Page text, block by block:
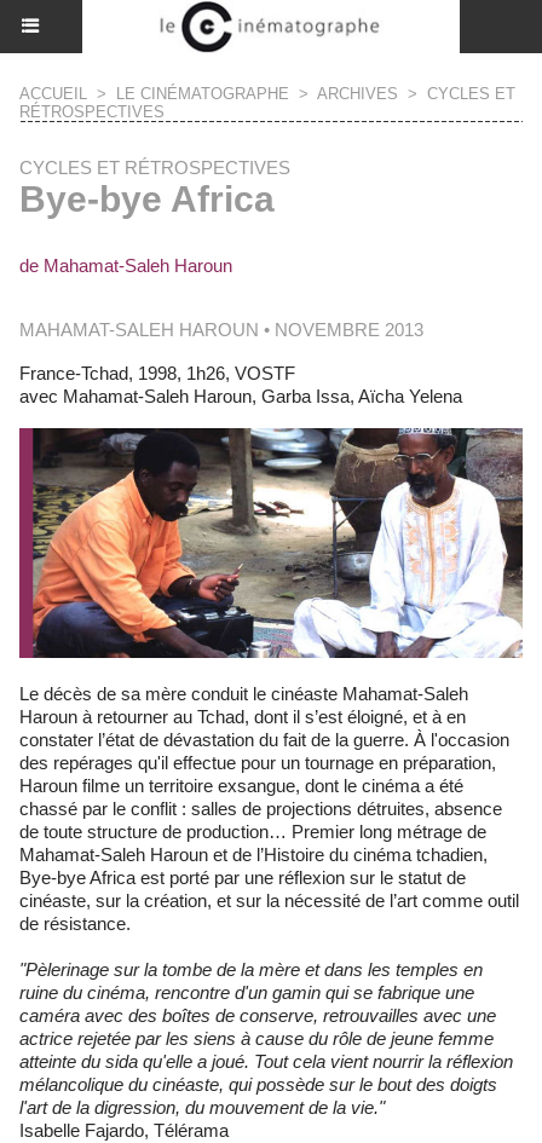
ACCUEIL > LE CINÉMATOGRAPHE > ARCHIVES > CYCLES ET
RÉTROSPECTIVES
CYCLES ET RÉTROSPECTIVES
Bye-bye Africa
de Mahamat-Saleh Haroun
MAHAMAT-SALEH HAROUN • NOVEMBRE 2013
France-Tchad, 1998, 1h26, VOSTF
avec Mahamat-Saleh Haroun, Garba Issa, Aïcha Yelena
Le décès de sa mère conduit le cinéaste Mahamat-Saleh
Haroun à retourner au Tchad, dont il s’est éloigné, et à en
constater l’état de dévastation du fait de la guerre. À l'occasion
des repérages qu'il effectue pour un tournage en préparation,
Haroun filme un territoire exsangue, dont le cinéma a été
chassé par le conflit : salles de projections détruites, absence
de toute structure de production… Premier long métrage de
Mahamat-Saleh Haroun et de l’Histoire du cinéma tchadien,
Bye-bye Africa est porté par une réflexion sur le statut de
cinéaste, sur la création, et sur la nécessité de l’art comme outil
de résistance.
"Pèlerinage sur la tombe de la mère et dans les temples en
ruine du cinéma, rencontre d'un gamin qui se fabrique une
caméra avec des boîtes de conserve, retrouvailles avec une
actrice rejetée par les siens à cause du rôle de jeune femme
atteinte du sida qu'elle a joué. Tout cela vient nourrir la réflexion
mélancolique du cinéaste, qui possède sur le bout des doigts
l'art de la digression, du mouvement de la vie."
Isabelle Fajardo, Télérama